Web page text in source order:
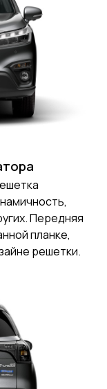
Передняя
планке,
решетки.